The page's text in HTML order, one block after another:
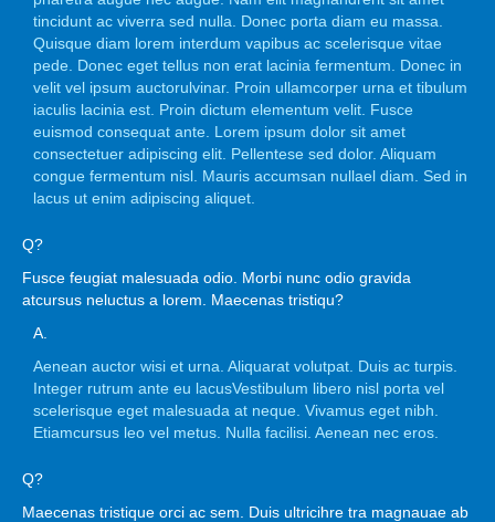
tincidunt ac viverra sed nulla. Donec porta diam eu massa.
Quisque diam lorem interdum vapibus ac scelerisque vitae
pede. Donec eget tellus non erat lacinia fermentum. Donec in
velit vel ipsum auctorulvinar. Proin ullamcorper urna et tibulum
iaculis lacinia est. Proin dictum elementum velit. Fusce
euismod consequat ante. Lorem ipsum dolor sit amet
consectetuer adipiscing elit. Pellentese sed dolor. Aliquam
congue fermentum nisl. Mauris accumsan nullael diam. Sed in
lacus ut enim adipiscing aliquet.
Q?
Fusce feugiat malesuada odio. Morbi nunc odio gravida
atcursus neluctus a lorem. Maecenas tristiqu?
A.
Aenean auctor wisi et urna. Aliquarat volutpat. Duis ac turpis.
Integer rutrum ante eu lacusVestibulum libero nisl porta vel
scelerisque eget malesuada at neque. Vivamus eget nibh.
Etiamcursus leo vel metus. Nulla facilisi. Aenean nec eros.
Q?
Maecenas tristique orci ac sem. Duis ultricihre tra magnauae ab